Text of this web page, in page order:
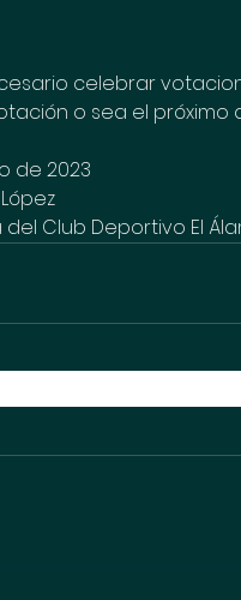
celebrar
o sea el próximo
de 2023
Club Deportivo El